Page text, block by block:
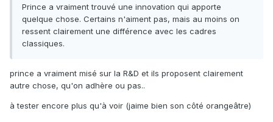
Prince a vraiment trouvé une innovation qui apporte
quelque chose. Certains n'aiment pas, mais au moins on
ressent clairement une différence avec les cadres
classiques.
prince a vraiment misé sur la R&D et ils proposent clairement
autre chose, qu'on adhère ou pas..
à tester encore plus qu'à voir (jaime bien son côté orangeâtre)